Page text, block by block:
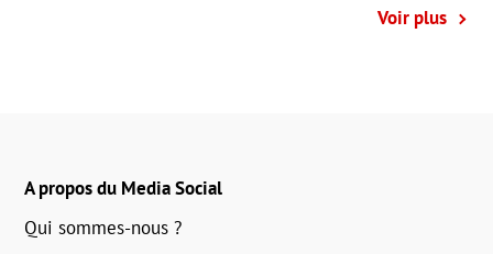
Voir plus
A propos du Media Social
Qui sommes-nous ?